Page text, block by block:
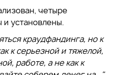
четыре
и установлены.
краудфандинга, но к
к серьезной и тяжелой,
работе, а не как к